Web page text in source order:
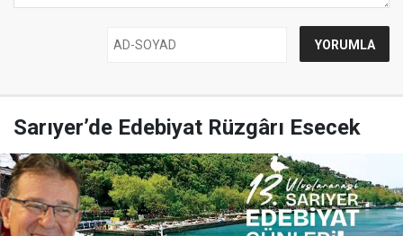
Sarıyer’de Edebiyat Rüzgârı Esecek